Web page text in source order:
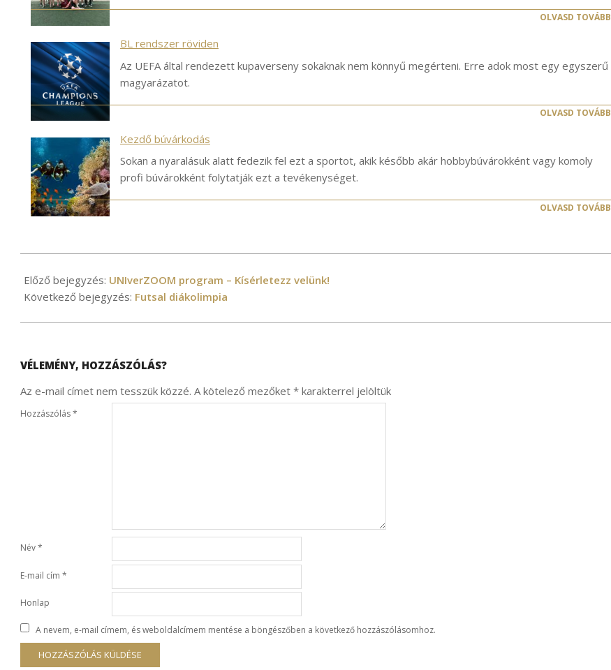
OLVASD TOVÁBB
BL rendszer röviden
Az UEFA által rendezett kupaverseny sokaknak nem könnyű megérteni. Erre adok most egy egyszerű
magyarázatot.
OLVASD TOVÁBB
Kezdő búvárkodás
Sokan a nyaralásuk alatt fedezik fel ezt a sportot, akik később akár hobbybúvárokként vagy komoly
profi búvárokként folytatják ezt a tevékenységet.
OLVASD TOVÁBB
11-
10
Előző bejegyzés: UNIverZOOM program – Kísérletezz velünk!
Következő bejegyzés: Futsal diákolimpia
VÉLEMÉNY, HOZZÁSZÓLÁS?
Az e-mail címet nem tesszük közzé. A kötelező mezőket * karakterrel jelöltük
Hozzászólás*
Név*
E-mail cím *
Honlap
A nevem, e-mail címem, és weboldalcímem mentése a böngészőben a következő hozzászólásomhoz.